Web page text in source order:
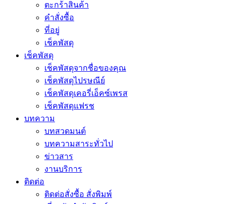
ตะกร้าสินค้า
คำสั่งซื้อ
ที่อยู่
เช็คพัสดุ
เช็คพัสดุ
เช็คพัสดุจากชื่อของคุณ
เช็คพัสดุไปรษณีย์
เช็คพัสดุเคอรี่เอ็คซ์เพรส
เช็คพัสดุแฟรช
บทความ
บทสวดมนต์
บทความสาระทั่วไป
ข่าวสาร
งานบริการ
ติดต่อ
ติดต่อสั่งซื้อ สั่งพิมพ์